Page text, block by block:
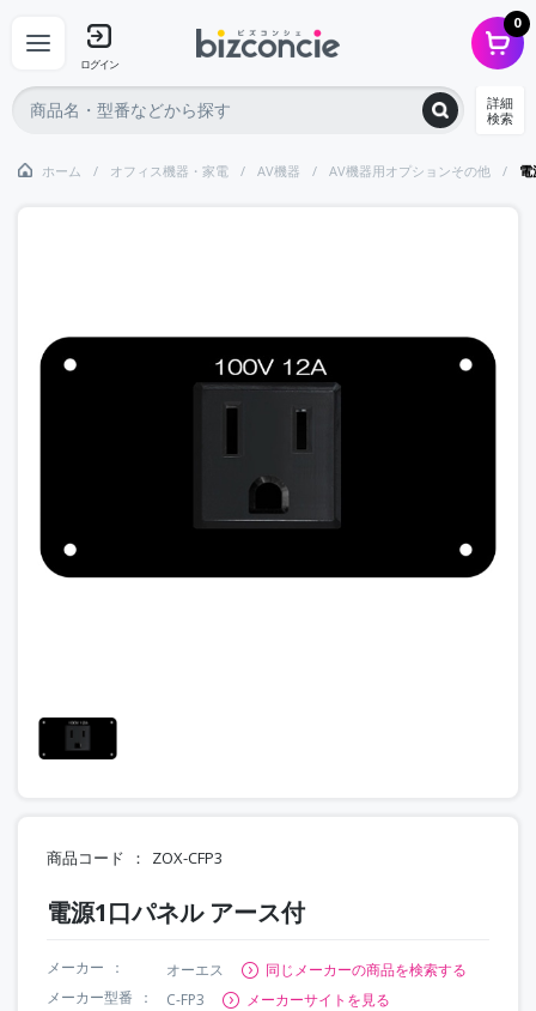
ログイン
0
詳細
検索
ホーム オフィス機器・家電 AV機器 AV機器用オプションその他
商品コード ZOX-CFP3
電源1口パネル アース付
メーカー オーエス
同じメーカーの商品を検索する
メーカー型番
C-FP3 メーカーサイトを見る